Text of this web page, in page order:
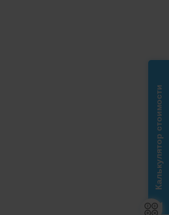
Калькулятор стоимости